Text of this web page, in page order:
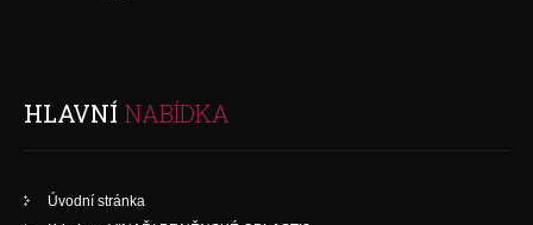
HLAVNÍ NABÍDKA
Úvodní stránka